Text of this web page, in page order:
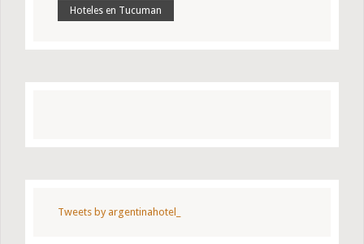
Hoteles en Tucuman
Tweets by argentinahotel_